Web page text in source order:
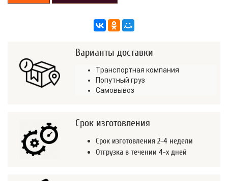
Варианты доставки
Транспортная компания
Попутный груз
Самовывоз
Срок изготовления
Срок изготовления 2-4 недели
Отгрузка в течении 4-х дней